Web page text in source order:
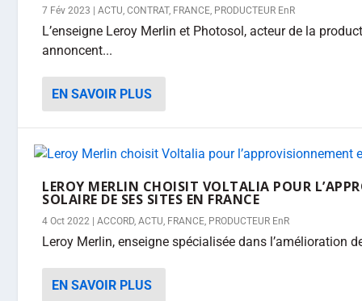
7 Fév 2023 |ACTU,CONTRAT, FRANCE, PRODUCTEUR EnR
L’enseigne Leroy Merlin et Photosol, acteur de la
annoncent...
EN SAVOIR PLUS
LEROY MERLIN CHOISIT VOLTALIA POUR
SOLAIRE DE SES SITES EN FRANCE
4 Oct 2022 |ACCORD,ACTU, FRANCE, PRODUCTEUR EnR
Leroy Merlin, enseigne spécialisée dans l’amélioration
EN SAVOIR PLUS